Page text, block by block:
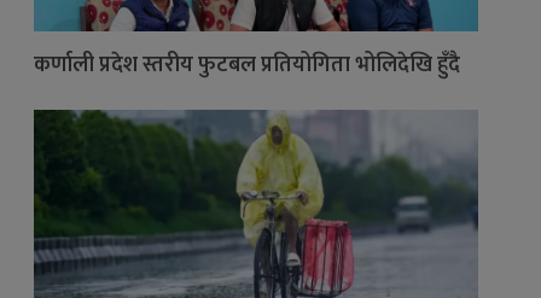
कर्णाली प्रदेश स्तरीय फुटबल प्रतियोगिता भोलिदेखि हुँदै